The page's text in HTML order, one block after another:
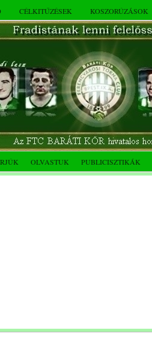
CÉLKITŰZÉSEK KOSZORÚZÁSOK
OLVASTUK PUBLICISZTIKÁK